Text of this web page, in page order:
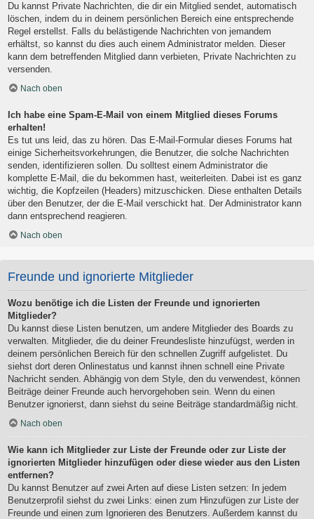
Du kannst Private Nachrichten, die dir ein Mitglied sendet, automatisch
löschen, indem du in deinem persönlichen Bereich eine entsprechende
Regel erstellst. Falls du belästigende Nachrichten von jemandem
erhältst, so kannst du dies auch einem Administrator melden. Dieser
kann dem betreffenden Mitglied dann verbieten, Private Nachrichten zu
versenden.
Nach oben
Ich habe eine Spam-E-Mail von einem Mitglied dieses Forums
erhalten!
Es tut uns leid, das zu hören. Das E-Mail-Formular dieses Forums hat
einige Sicherheitsvorkehrungen, die Benutzer, die solche Nachrichten
senden, identifizieren sollen. Du solltest einem Administrator die
komplette E-Mail, die du bekommen hast, weiterleiten. Dabei ist es ganz
wichtig, die Kopfzeilen (Headers) mitzuschicken. Diese enthalten Details
über den Benutzer, der die E-Mail verschickt hat. Der Administrator kann
dann entsprechend reagieren.
Nach oben
Freunde und ignorierte Mitglieder
Wozu benötige ich die Listen der Freunde und ignorierten
Mitglieder?
Du kannst diese Listen benutzen, um andere Mitglieder des Boards zu
verwalten. Mitglieder, die du deiner Freundesliste hinzufügst, werden in
deinem persönlichen Bereich für den schnellen Zugriff aufgelistet. Du
siehst dort deren Onlinestatus und kannst ihnen schnell eine Private
Nachricht senden. Abhängig von dem Style, den du verwendest, können
Beiträge deiner Freunde auch hervorgehoben sein. Wenn du einen
Benutzer ignorierst, dann siehst du seine Beiträge standardmäßig nicht.
Nach oben
Wie kann ich Mitglieder zur Liste der Freunde oder zur Liste der
ignorierten Mitglieder hinzufügen oder diese wieder aus den Listen
entfernen?
Du kannst Benutzer auf zwei Arten auf diese Listen setzen: In jedem
Benutzerprofil siehst du zwei Links: einen zum Hinzufügen zur Liste der
Freunde und einen zum Ignorieren des Benutzers. Außerdem kannst du